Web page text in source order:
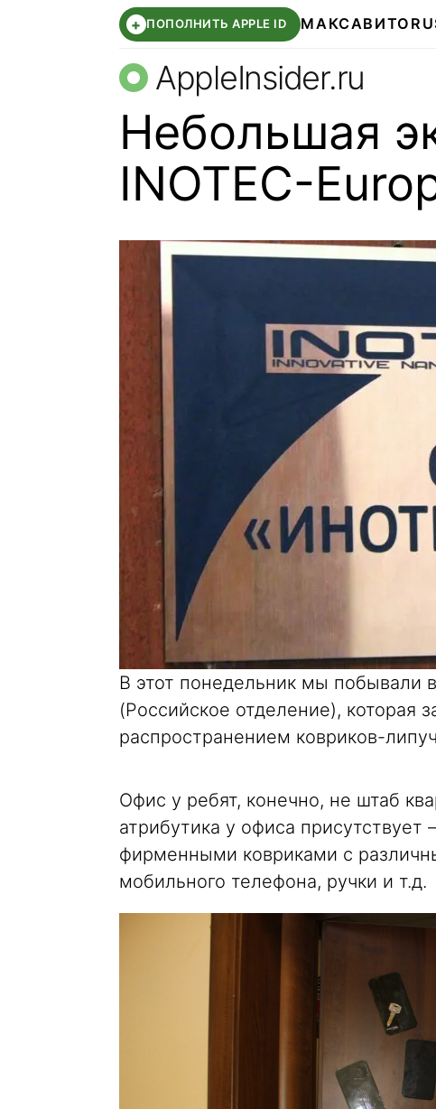
+ ПОПОЛНИТЬ APPLE ID МАКСАВИТО
AppleInsider.ru
Небольшая
INOTEC-
В этот понедельник мы побывали
(Российское отделение), которая
распространением ковриков-
Офис у ребят, конечно, не штаб
атрибутика у офиса
фирменными ковриками c
мобильного телефона, ручки и т.д.